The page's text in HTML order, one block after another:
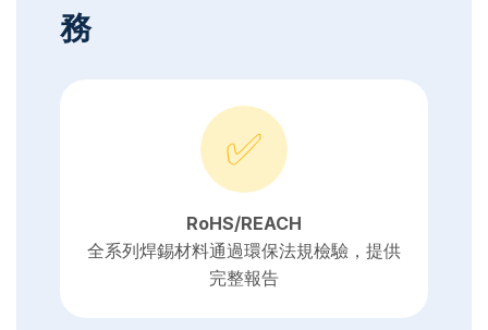
務
✅
RoHS/REACH
全系列焊錫材料通過環保法規檢驗，提供
完整報告